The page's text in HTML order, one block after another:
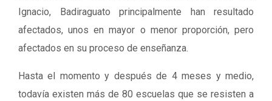
Ignacio, Badiraguato principalmente han resultado
afectados, unos en mayor o menor proporción, pero
afectados en su proceso de enseñanza.
Hasta el momento y después de 4 meses y medio,
todavía existen más de 80 escuelas que se resisten a